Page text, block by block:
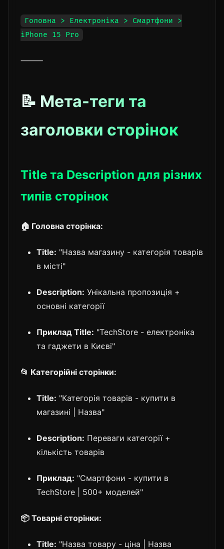
Головна > Електроніка > Смартфони >
iPhone 15 Pro
⸻
📝 Мета-теги та
заголовки сторінок
Title та Description для різних
типів сторінок
🏠 Головна сторінка:
Title: "Назва магазину - категорія товарів
в місті"
Description: Унікальна пропозиція +
основні категорії
Приклад Title: "TechStore - електроніка
та гаджети в Києві"
📂 Категорійні сторінки:
Title: "Категорія товарів - купити в
магазині | Назва"
Description: Переваги категорії +
кількість товарів
Приклад: "Смартфони - купити в
TechStore | 500+ моделей"
📦 Товарні сторінки:
Title: "Назва товару - ціна | Назва